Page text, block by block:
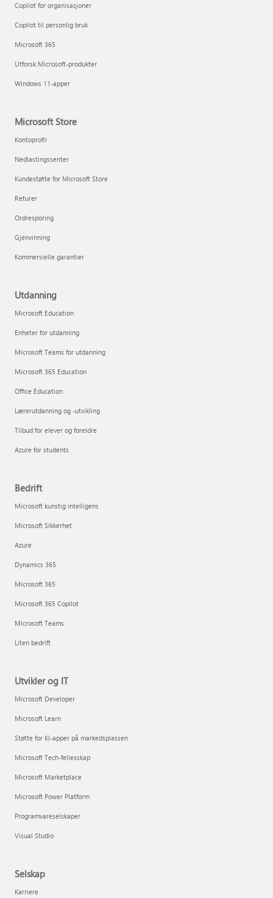
Copilot for organisasjoner
Copilot til personlig bruk
Microsoft 365
Utforsk Microsoft-produkter
Windows 11-apper
Microsoft Store
Kontoprofil
Nedlastingssenter
Kundestøtte for Microsoft Store
Returer
Ordresporing
Gjenvinning
Kommersielle garantier
Utdanning
Microsoft Education
Enheter for utdanning
Microsoft Teams for utdanning
Microsoft 365 Education
Office Education
Lærerutdanning og -utvikling
Tilbud for elever og foreldre
Azure for students
Bedrift
Microsoft kunstig intelligens
Microsoft Sikkerhet
Azure
Dynamics 365
Microsoft 365
Microsoft 365 Copilot
Microsoft Teams
Liten bedrift
Utvikler og IT
Microsoft Developer
Microsoft Learn
Støtte for KI-apper på markedsplassen
Microsoft Tech-fellesskap
Microsoft Marketplace
Microsoft Power Platform
Programvareselskaper
Visual Studio
Selskap
Karriere